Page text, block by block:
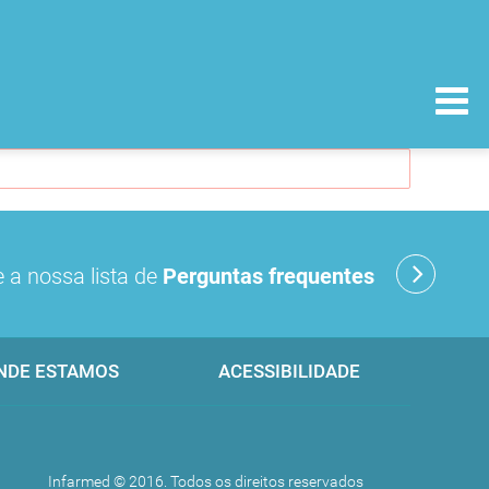
a nossa lista de Perguntas frequentes
ESTAMOS ACESSIBILIDADE
Infarmed © 2016. Todos os direitos reservados